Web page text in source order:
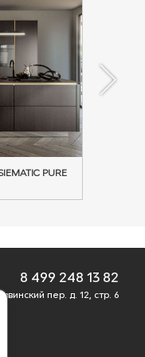
PURE
8 499 248 13 82
пер. д. 12, стр. 6